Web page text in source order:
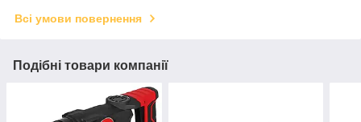
Всі умови повернення
Подібні товари компанії